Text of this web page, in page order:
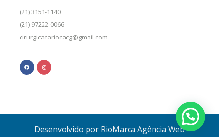
(21) 3151-1140
(21) 97222-0066
cirurgicacariocacg@gmail.com
Desenvolvido por RioMarca Agência Web